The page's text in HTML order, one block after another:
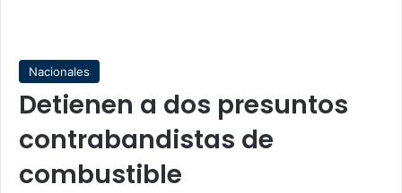
Nacionales
Detienen a dos presuntos
contrabandistas de
combustible